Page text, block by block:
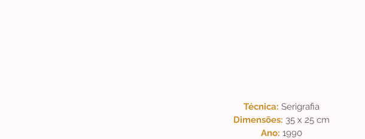
Técnica: Serigrafia
Dimensões: 35 x 25 cm
Ano: 1990